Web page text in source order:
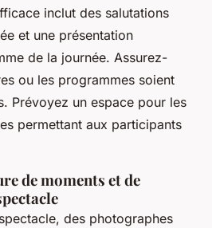
inclut des salutations
et une présentation
de la journée. Assurez-
ou les programmes soient
Prévoyez un espace pour les
permettant aux participants
de moments et de
des photographes